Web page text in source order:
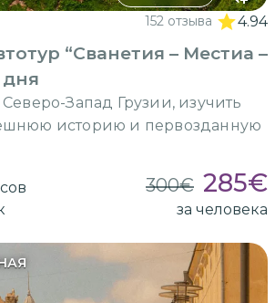
152 отзыва 4.94
“Сванетия – Местиа –
дня
Запад Грузии, изучить
историю и первозданную
300€ 285€
за человека